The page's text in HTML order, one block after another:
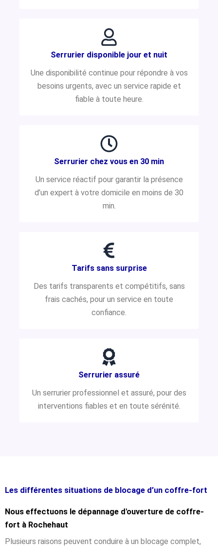
Serrurier disponible jour et nuit
Une disponibilité continue pour répondre à vos
besoins urgents, avec un service rapide et
fiable à toute heure.
Serrurier chez vous en 30 min
Un service réactif pour garantir la présence
d’un expert à votre domicile en moins de 30
min.
Tarifs sans surprise
Des tarifs transparents et compétitifs, sans
frais cachés, pour un service en toute
confiance.
Serrurier assuré
Un serrurier professionnel et assuré, pour des
interventions fiables et en toute sérénité.
Les différentes situations de blocage d’un coffre-fort
Nous effectuons le dépannage d'ouverture de coffre-
fort à Rochehaut
Plusieurs raisons peuvent conduire à un blocage complet,